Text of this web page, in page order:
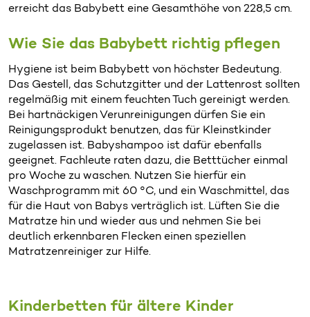
erreicht das Babybett eine Gesamthöhe von 228,5 cm.
Wie Sie das Babybett richtig pflegen
Hygiene ist beim Babybett von höchster Bedeutung.
Das Gestell, das Schutzgitter und der Lattenrost sollten
regelmäßig mit einem feuchten Tuch gereinigt werden.
Bei hartnäckigen Verunreinigungen dürfen Sie ein
Reinigungsprodukt benutzen, das für Kleinstkinder
zugelassen ist. Babyshampoo ist dafür ebenfalls
geeignet. Fachleute raten dazu, die Betttücher einmal
pro Woche zu waschen. Nutzen Sie hierfür ein
Waschprogramm mit 60 °C, und ein Waschmittel, das
für die Haut von Babys verträglich ist. Lüften Sie die
Matratze hin und wieder aus und nehmen Sie bei
deutlich erkennbaren Flecken einen speziellen
Matratzenreiniger zur Hilfe.
Kinderbetten für ältere Kinder